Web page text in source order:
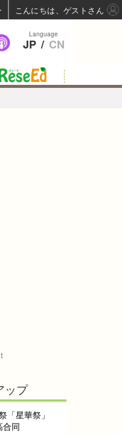
ップ
「星華祭」
同
Language
JP / CN
こんにちは、ゲストさん